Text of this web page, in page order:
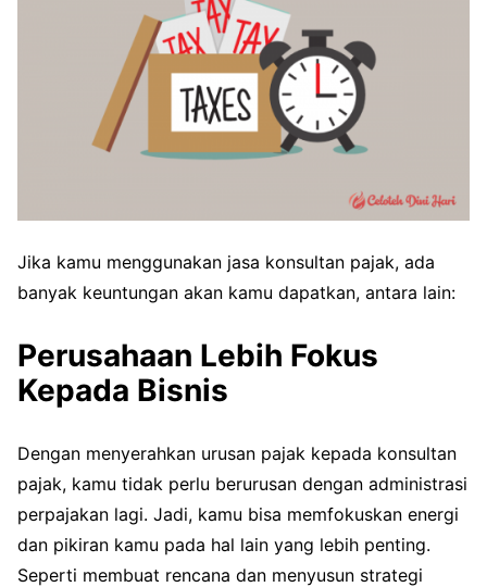
Jika kamu menggunakan jasa konsultan pajak, ada
banyak keuntungan akan kamu dapatkan, antara lain:
Perusahaan Lebih Fokus
Kepada Bisnis
Dengan menyerahkan urusan pajak kepada konsultan
pajak, kamu tidak perlu berurusan dengan administrasi
perpajakan lagi. Jadi, kamu bisa memfokuskan energi
dan pikiran kamu pada hal lain yang lebih penting.
Seperti membuat rencana dan menyusun strategi